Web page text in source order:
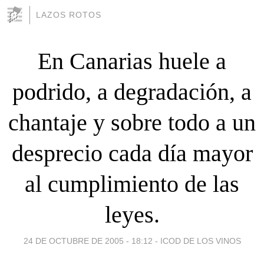
LAZOS ROTOS
En Canarias huele a
podrido, a degradación, a
chantaje y sobre todo a un
desprecio cada día mayor
al cumplimiento de las
leyes.
24 DE OCTUBRE DE 2005 - 18:12 - ICOD DE LOS VINOS